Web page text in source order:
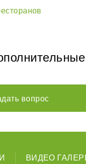
вопрос
ВИДЕО